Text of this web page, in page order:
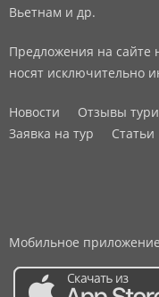
Вьетнам и др.
Предложения на сайте
носят исключительно
Новости Отзывы
Заявка на тур
Статьи
Мобильное